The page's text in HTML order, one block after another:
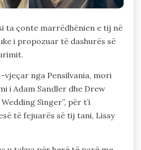
ta çonte marrëdhënien e tij në
i propozuar të dashurës së
vjeçar nga Pensilvania, mori
i Adam Sandler dhe Drew
Singer”, për t’i
të fejuarës së tij tani, Lissy